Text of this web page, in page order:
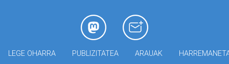
LEGE OHARRA PUBLIZITATEA ARAUAK